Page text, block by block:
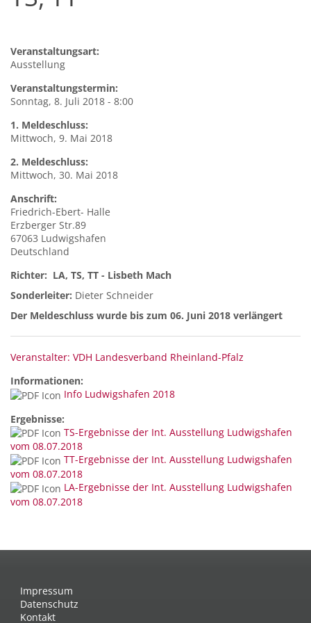
Veranstaltungsart:
Ausstellung
Veranstaltungstermin:
Sonntag, 8. Juli 2018 - 8:00
1. Meldeschluss:
Mittwoch, 9. Mai 2018
2. Meldeschluss:
Mittwoch, 30. Mai 2018
Anschrift:
Friedrich-Ebert- Halle
Erzberger Str.89
67063 Ludwigshafen
Deutschland
Richter: LA, TS, TT - Lisbeth Mach
Sonderleiter: Dieter Schneider
Der Meldeschluss wurde bis zum 06. Juni 2018 verlängert
Veranstalter: VDH Landesverband Rheinland-Pfalz
Informationen:
Info Ludwigshafen 2018
Ergebnisse:
TS-Ergebnisse der Int. Ausstellung Ludwigshafen
vom 08.07.2018
TT-Ergebnisse der Int. Ausstellung Ludwigshafen
vom 08.07.2018
LA-Ergebnisse der Int. Ausstellung Ludwigshafen
vom 08.07.2018
Impressum
Datenschutz
Kontakt